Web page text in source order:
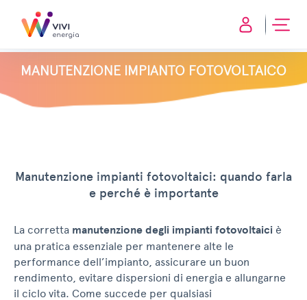
MANUTENZIONE IMPIANTO FOTOVOLTAICO
Manutenzione impianti fotovoltaici: quando farla
e perché è importante
La corretta manutenzione degli impianti fotovoltaici è
una pratica essenziale per mantenere alte le
performance dell’impianto, assicurare un buon
rendimento, evitare dispersioni di energia e allungarne
il ciclo vita. Come succede per qualsiasi